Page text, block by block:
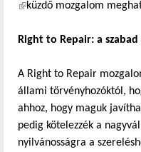
(külső hivatkozás)
küzdő mozgalom
Right to Repair: a szabad
A Right to Repair
állami törvényhozóktól,
ahhoz, hogy maguk
pedig kötelezzék a
nyilvánosságra a